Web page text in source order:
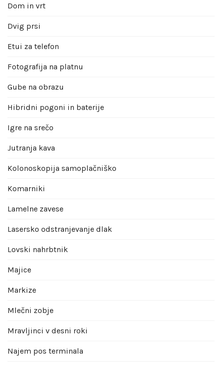
Dom in vrt
Dvig prsi
Etui za telefon
Fotografija na platnu
Gube na obrazu
Hibridni pogoni in baterije
Igre na srečo
Jutranja kava
Kolonoskopija samoplačniško
Komarniki
Lamelne zavese
Lasersko odstranjevanje dlak
Lovski nahrbtnik
Majice
Markize
Mlečni zobje
Mravljinci v desni roki
Najem pos terminala